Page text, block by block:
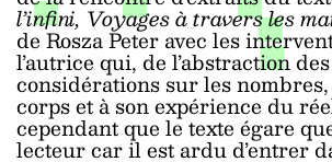
l’infini, Voyages à travers les
de Rosza Peter avec les
l’autrice qui, de l’abstraction des
considérations sur les
corps et à son expérience du
cependant que le texte égare
lecteur car il est ardu d’entrer